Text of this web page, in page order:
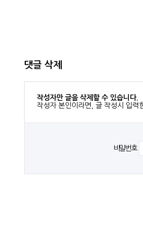
댓글 삭제
작성자만 글을 삭제할 수 있습니다.
작성자 본인이라면, 글 작성시 입력
비밀번호